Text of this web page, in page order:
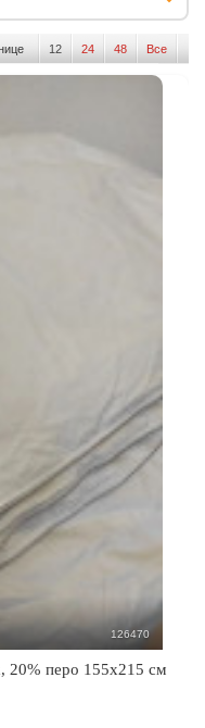
12 24 48 Все
126470
20% перо 155x215 см